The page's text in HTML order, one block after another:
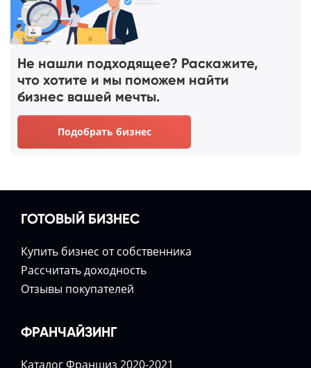
Не нашли подходящее? Раскажите,
что хотите и мы поможем найти
бизнес вашей мечты.
Подобрать бизнес
ГОТОВЫЙ БИЗНЕС
Купить бизнес от собственника
Расcчитать доходность
Отзывы покупателей
ФРАНЧАЙЗИНГ
Каталог Франшиз 2020-2021